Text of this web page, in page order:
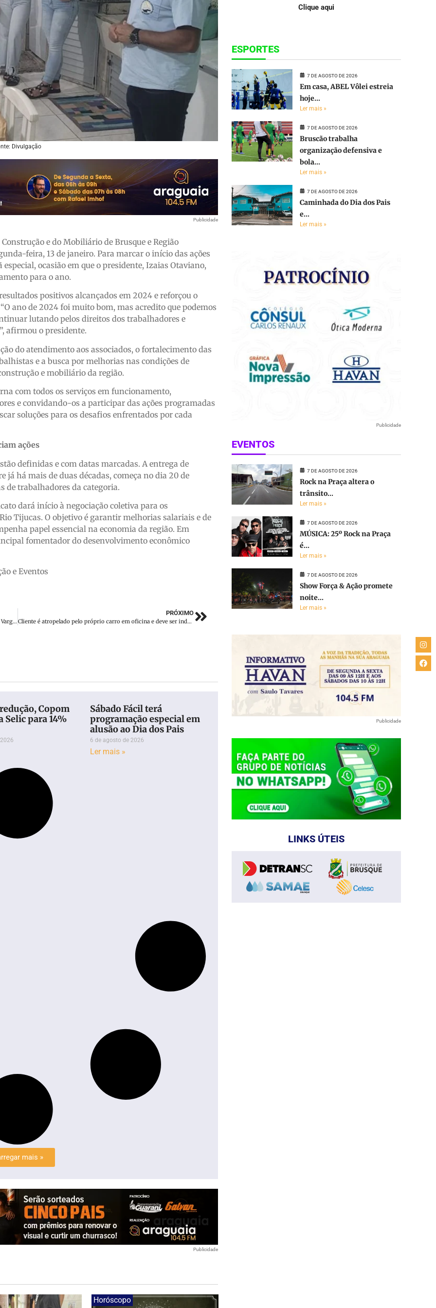
Divulgação
Publicidade
e do Mobiliário de Brusque e Região
feira, 13 de janeiro. Para marcar o início das ações
ocasião em que o presidente, Izaias Otaviano,
para o ano.
positivos alcançados em 2024 e reforçou o
ano de 2024 foi muito bom, mas acredito que podemos
lutando pelos direitos dos trabalhadores e
afirmou o presidente.
do atendimento aos associados, o fortalecimento das
e a busca por melhorias nas condições de
e mobiliário da região.
com todos os serviços em funcionamento,
e convidando-os a participar das ações programadas
soluções para os desafios enfrentados por cada
ações
definidas e com datas marcadas. A entrega de
já há mais de duas décadas, começa no dia 20 de
de trabalhadores da categoria.
dará início à negociação coletiva para os
Tijucas. O objetivo é garantir melhorias salariais e de
papel essencial na economia da região. Em
fomentador do desenvolvimento econômico
e Eventos
Motociclista é encontrado morto às margens da BR-282, em Vargem
PRÓXIMO
Cliente é atropelado pelo próprio carro em oficina e deve ser indenizado
Copom
Selic para 14%
Sábado Fácil terá
programação especial em
alusão ao Dia dos Pais
6 de agosto de 2026
Ler mais »
mais »
Publicidade
Horóscopo
Clique aqui
ESPORTES
7 DE AGOSTO DE 2026
Em casa, ABEL Vôlei estreia
hoje...
Ler mais »
7 DE AGOSTO DE 2026
Bruscão trabalha
organização defensiva e
bola...
Ler mais »
7 DE AGOSTO DE 2026
Caminhada do Dia dos Pais
e...
Ler mais »
Publicidade
EVENTOS
7 DE AGOSTO DE 2026
Rock na Praça altera o
trânsito...
Ler mais »
7 DE AGOSTO DE 2026
MÚSICA: 25º Rock na Praça
é...
Ler mais »
7 DE AGOSTO DE 2026
Show Força & Ação promete
noite...
Ler mais »
Publicidade
LINKS ÚTEIS